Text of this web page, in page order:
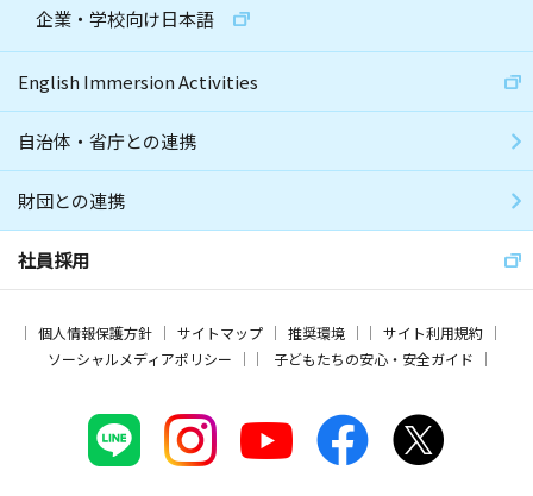
企業・学校向け日本語
English Immersion Activities
自治体・省庁との連携
財団との連携
社員採用
個人情報保護方針 サイトマップ 推奨環境
サイト利用規約
ソーシャルメディアポリシー
子どもたちの安心・安全ガイド